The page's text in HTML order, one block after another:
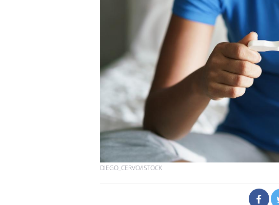
DIEGO_CERVO/ISTOCK